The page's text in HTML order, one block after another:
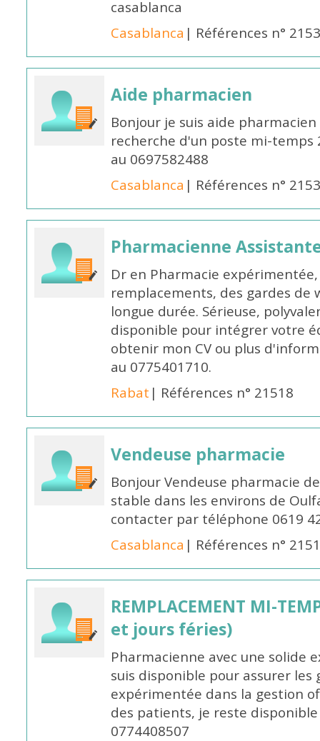
casablanca
Casablanca | Références n°
Aide pharmacien
Bonjour je suis aide
recherche d'un poste mi-temps
au 0697582488
Casablanca | Références n°
Pharmacienne
Dr en Pharmacie
remplacements, des gardes de
longue durée. Sérieuse,
disponible pour intégrer votre
obtenir mon CV ou plus
au 0775401710.
Rabat | Références n° 21518
Vendeuse pharmacie
Bonjour Vendeuse pharmacie
stable dans les environs de
contacter par téléphone 0619
Casablanca | Références n°
REMPLACEMENT MI-
et jours féries)
Pharmacienne avec une solide
suis disponible pour assurer les
expérimentée dans la gestion
des patients, je reste
0774408507